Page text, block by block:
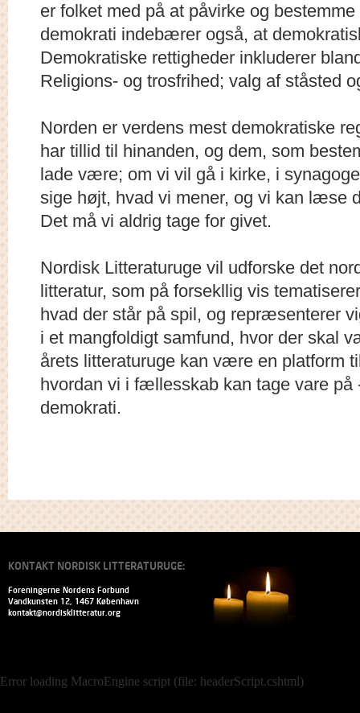
er folket med på at påvirke og
demokrati indebærer også, at
Demokratiske rettigheder inkluderer
Religions- og trosfrihed; valg af ståsted
Norden er verdens mest demokratiske
har tillid til hinanden, og dem, som
lade være; om vi vil gå i kirke, i
sige højt, hvad vi mener, og vi kan læse
Det må vi aldrig tage for givet.
Nordisk Litteraturuge vil udforske det
litteratur, som på forsekllig vis
hvad der står på spil, og repræsenterer
i et mangfoldigt samfund, hvor der skal
årets litteraturuge kan være en platform
hvordan vi i fællesskab kan tage vare på
demokrati.
KONTAKT NORDISK LITTERATURUGE:
Foreningerne Nordens Forbund
Vandkunsten 12, 1467 København
kontakt@nordisklitteratur.org
Error loading MacroEngine script (file: headerScript.cshtml)